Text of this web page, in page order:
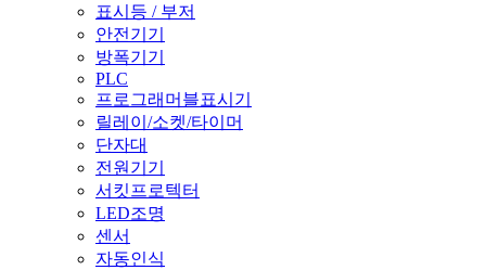
표시등 / 부저
안전기기
방폭기기
PLC
프로그래머블표시기
릴레이/소켓/타이머
단자대
전원기기
서킷프로텍터
LED조명
센서
자동인식